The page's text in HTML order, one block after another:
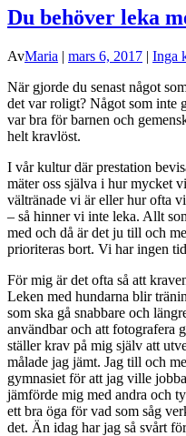
Du behöver leka
AvMaria | mars 6, 2017 | Inga
När gjorde du senast något
det var roligt? Något som inte
var bra för barnen och
helt kravlöst.
I vår kultur där prestation
mäter oss själva i hur mycket
vältränade vi är eller hur ofta
– så hinner vi inte leka. Allt
med och då är det ju till och
prioriteras bort. Vi har ingen
För mig är det ofta så att
Leken med hundarna blir
som ska gå snabbare och
användbar och att fotografera
ställer krav på mig själv att
målade jag jämt. Jag till och
gymnasiet för att jag ville
jämförde mig med andra och
ett bra öga för vad som såg
det. Än idag har jag så svårt